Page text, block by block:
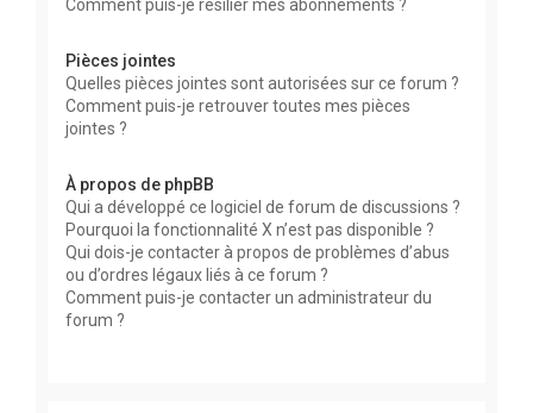
Comment puis-je résilier mes abonnements ?
Pièces jointes
Quelles pièces jointes sont autorisées sur ce forum ?
Comment puis-je retrouver toutes mes pièces
jointes ?
À propos de phpBB
Qui a développé ce logiciel de forum de discussions ?
Pourquoi la fonctionnalité X n’est pas disponible ?
Qui dois-je contacter à propos de problèmes d’abus
ou d’ordres légaux liés à ce forum ?
Comment puis-je contacter un administrateur du
forum ?